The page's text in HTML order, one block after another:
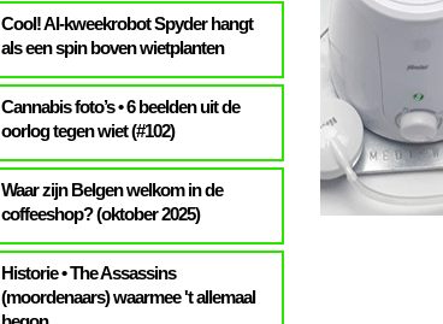
Cool! AI-kweekrobot Spyder hangt
als een spin boven wietplanten
Cannabis foto’s • 6 beelden uit de
oorlog tegen wiet (#102)
Waar zijn Belgen welkom in de
coffeeshop? (oktober 2025)
Historie • The Assassins
(moordenaars) waarmee 't allemaal